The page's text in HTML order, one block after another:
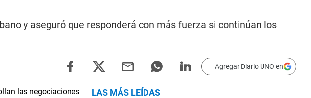
y aseguró que responderá con más fuerza si continúan los
Agregar Diario UNO en
LAS MÁS LEÍDAS